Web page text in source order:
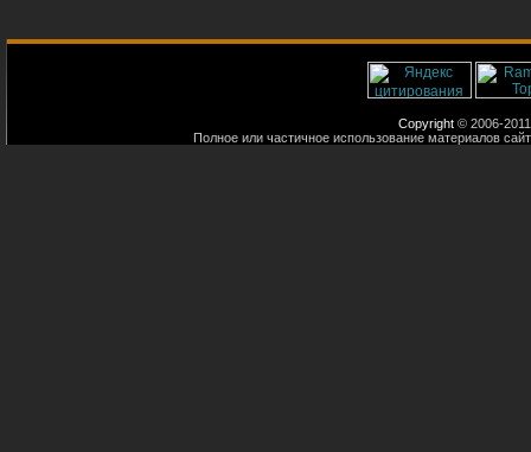
Copyright © 2006-
Полное или частичное использование материалов